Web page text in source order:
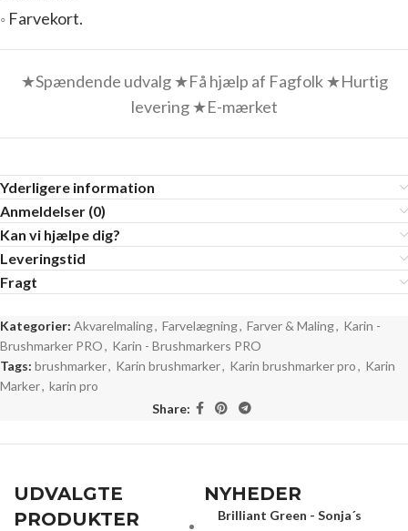
◦ Farvekort.
★Spændende udvalg ★Få hjælp af Fagfolk ★Hurtig
levering ★E-mærket
Yderligere information
Anmeldelser (0)
Kan vi hjælpe dig?
Leveringstid
Fragt
Kategorier: Akvarelmaling, Farvelægning, Farver & Maling, Karin -
Brushmarker PRO, Karin - Brushmarkers PRO
Tags: brushmarker, Karin brushmarker, Karin brushmarker pro, Karin
Marker, karin pro
Share:
UDVALGTE
PRODUKTER
NYHEDER
Brilliant Green - Sonja´s